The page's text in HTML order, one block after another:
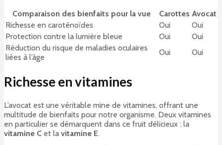
Comparaison des bienfaits pour la vue
Carottes Avocat
Richesse en caroténoïdes
Oui
Oui
Protection contre la lumière bleue
Oui
Oui
Réduction du risque de maladies oculaires
liées à l’âge
Oui Oui
Richesse en vitamines
L’avocat est une véritable mine de vitamines, offrant une
multitude de bienfaits pour notre organisme. Deux vitamines
en particulier se démarquent dans ce fruit délicieux : la
vitamine C et la vitamine E.